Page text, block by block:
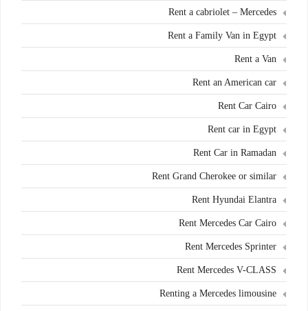
Rent a cabriolet – Mercedes
Rent a Family Van in Egypt
Rent a Van
Rent an American car
Rent Car Cairo
Rent car in Egypt
Rent Car in Ramadan
Rent Grand Cherokee or similar
Rent Hyundai Elantra
Rent Mercedes Car Cairo
Rent Mercedes Sprinter
Rent Mercedes V-CLASS
Renting a Mercedes limousine